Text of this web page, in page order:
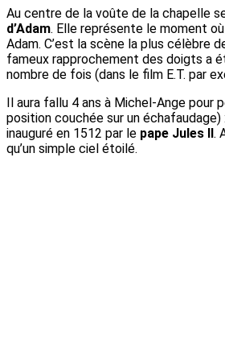
Au centre de la voûte de la chapelle
d’Adam. Elle représente le moment
Adam. C’est la scène la plus célèbre
fameux rapprochement des doigts a
nombre de fois (dans le film E.T. par
Il aura fallu 4 ans à Michel-Ange pour
position couchée sur un
inauguré en 1512 par le pape Jules II .
qu’un simple ciel étoilé.